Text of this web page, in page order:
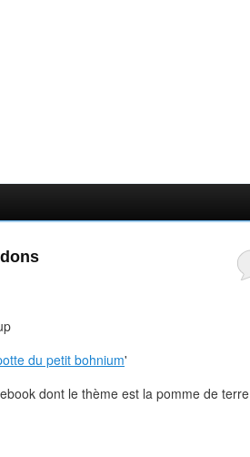
du petit bohnium'
dont le thème est la pomme de terre